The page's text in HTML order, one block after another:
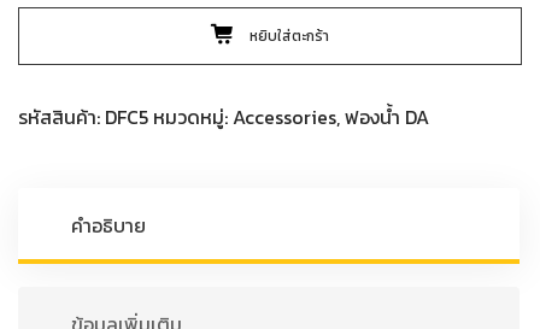
BUFF
FOAM
DISC
DA
หยิบใส่ตะกร้า
รหัสสินค้า: DFC5 หมวดหมู่:Accessories,ฟองน้ำ DA
คำอธิบาย